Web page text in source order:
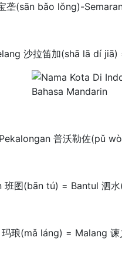
垄(sān bǎo lǒng)-
沙拉笛加(shā lā dí
普沃勒佐(pǔ
班图(bān tú) = Bantul 泗
琅(mǎ láng) = Malang